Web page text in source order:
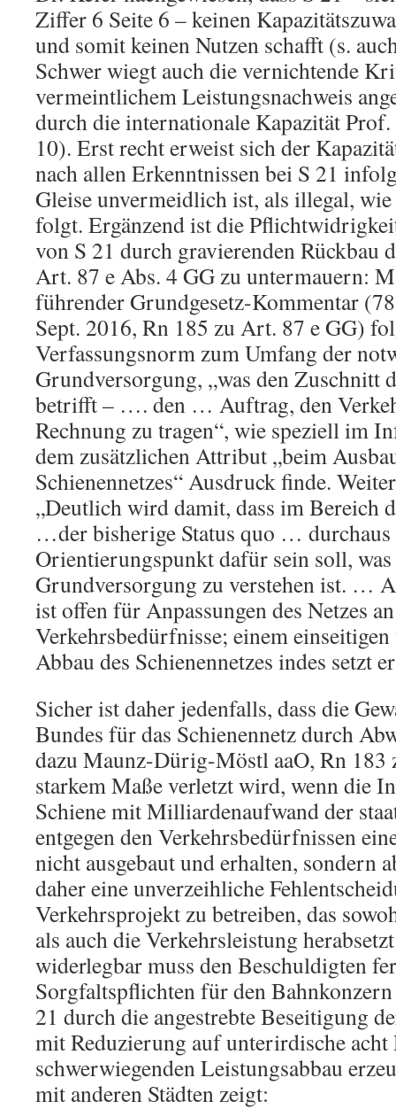
Ziffer 6 Seite 6 – keinen
und somit keinen Nutzen schafft (s.
Schwer wiegt auch die vernichtende
vermeintlichem Leistungsnachweis
durch die internationale Kapazität Prof.
10). Erst recht erweist sich der
nach allen Erkenntnissen bei S 21
Gleise unvermeidlich ist, als illegal,
folgt. Ergänzend ist die
von S 21 durch gravierenden Rückbau
Art. 87 e Abs. 4 GG zu untermauern:
führender Grundgesetz-Kommentar
Sept. 2016, Rn 185 zu Art. 87 e GG)
Verfassungsnorm zum Umfang der
Grundversorgung, „was den Zuschnitt
betrifft – …. den … Auftrag, den
Rechnung zu tragen“, wie speziell im
dem zusätzlichen Attribut „beim
Schienennetzes“ Ausdruck finde.
„Deutlich wird damit, dass im Bereich
…der bisherige Status quo … durchaus
Orientierungspunkt dafür sein soll, was
Grundversorgung zu verstehen ist. …
ist offen für Anpassungen des Netzes
Verkehrsbedürfnisse; einem
Abbau des Schienennetzes indes setzt
Sicher ist daher jedenfalls, dass die
Bundes für das Schienennetz durch
dazu Maunz-Dürig-Möstl aaO, Rn 183
starkem Maße verletzt wird, wenn die
Schiene mit Milliardenaufwand der
entgegen den Verkehrsbedürfnissen
nicht ausgebaut und erhalten, sondern
daher eine unverzeihliche
Verkehrsprojekt zu betreiben, das
als auch die Verkehrsleistung
widerlegbar muss den Beschuldigten
Sorgfaltspflichten für den Bahnkonzern
21 durch die angestrebte Beseitigung
mit Reduzierung auf unterirdische
schwerwiegenden Leistungsabbau
mit anderen Städten zeigt: